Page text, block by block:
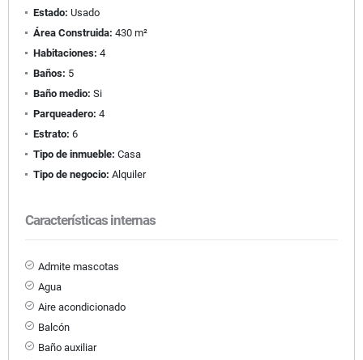
Estado: Usado
Área Construida: 430 m²
Habitaciones: 4
Baños: 5
Baño medio: Si
Parqueadero: 4
Estrato: 6
Tipo de inmueble: Casa
Tipo de negocio: Alquiler
Características internas
Admite mascotas
Agua
Aire acondicionado
Balcón
Baño auxiliar